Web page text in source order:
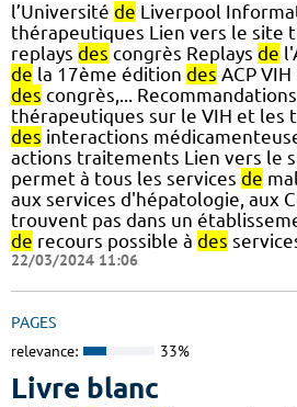
l’Université de Liverpool
thérapeutiques Lien vers le site
replays des congrès Replays de
de la 17ème édition des ACP
des congrès,...
thérapeutiques sur le VIH et les
des interactions
actions traitements Lien vers le
permet à tous les services de
aux services d'hépatologie, aux
trouvent pas dans un
de recours possible à des
22/03/2024 11:06
PAGES
relevance: 33%
Livre blanc